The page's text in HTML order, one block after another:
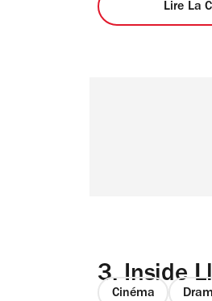
Lire La
3. Inside
Cinéma